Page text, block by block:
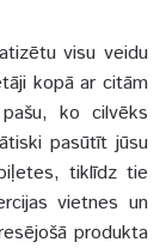
visu veidu
kopā ar citām
ko cilvēks
pasūtīt jūsu
tiklīdz tie
vietnes un
produkta